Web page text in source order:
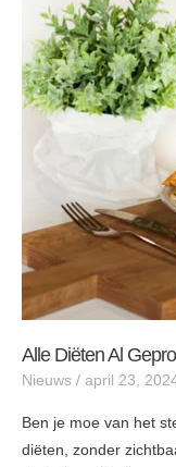
Alle Diëten Al
Nieuws / april 23,
Ben je moe van het
diëten, zonder
diëten
al
geprobeerd?
Dutch
Diet